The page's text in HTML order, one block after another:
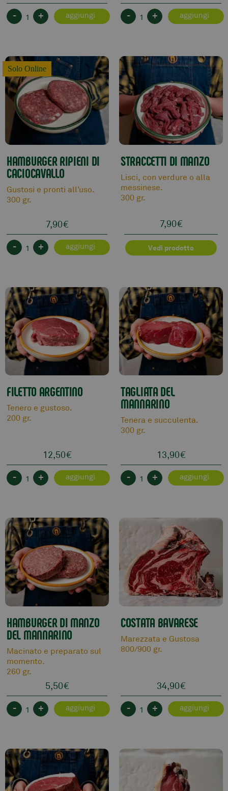
- + aggiungi - + aggiungi
Solo Online
HAMBURGER RIPIENI DI
CACIOCAVALLO
Gustosi e pronti all’uso.
300 gr.
7,90€
- + aggiungi
STRACCETTI DI MANZO
Lisci, con verdure o alla
messinese.
300 gr.
7,90€
Vedi prodotto
FILETTO ARGENTINO
Tenero e gustoso.
200 gr.
12,50€
- + aggiungi
TAGLIATA DEL
MANNARINO
Tenera e succulenta.
300 gr.
13,90€
- + aggiungi
HAMBURGER DI MANZO
DEL MANNARINO
Macinato e preparato sul
momento.
260 gr.
5,50€
- + aggiungi
COSTATA BAVARESE
Marezzata e Gustosa
800/900 gr.
34,90€
- + aggiungi